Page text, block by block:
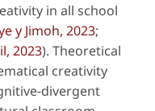
in all school
y Jimoh, 2023;
2023). Theoretical
creativity
divergent